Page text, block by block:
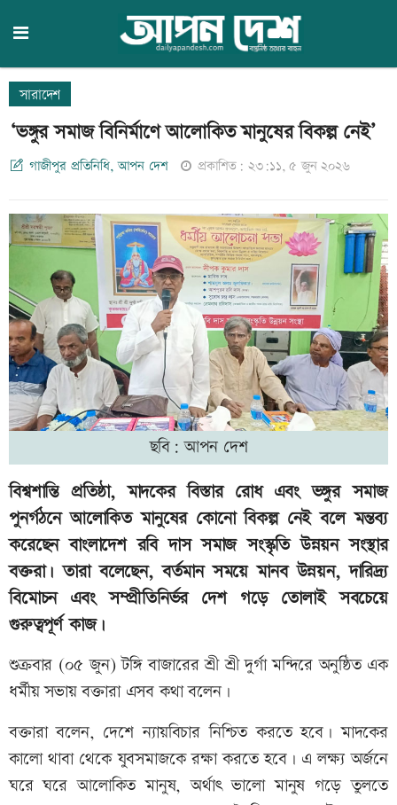
সারাদেশ
‘ভঙ্গুর সমাজ বিনির্মাণে আলোকিত মানুষের বিকল্প নেই’
গাজীপুর প্রতিনিধি, আপন দেশ প্রকাশিত: ২৩:১১, ৫ জুন ২০২৬
ছবি: আপন দেশ
বিশ্বশান্তি প্রতিষ্ঠা, মাদকের বিস্তার রোধ এবং ভঙ্গুর সমাজ
পুনর্গঠনে আলোকিত মানুষের কোনো বিকল্প নেই বলে মন্তব্য
করেছেন বাংলাদেশ রবি দাস সমাজ সংস্কৃতি উন্নয়ন সংস্থার
বক্তরা। তারা বলেছেন, বর্তমান সময়ে মানব উন্নয়ন, দারিদ্র্য
বিমোচন এবং সম্প্রীতিনির্ভর দেশ গড়ে তোলাই সবচেয়ে
গুরুত্বপূর্ণ কাজ।
শুক্রবার (০৫ জুন) টঙ্গি বাজারের শ্রী শ্রী দুর্গা মন্দিরে অনুষ্ঠিত এক
ধর্মীয় সভায় বক্তারা এসব কথা বলেন।
বক্তারা বলেন, দেশে ন্যায়বিচার নিশ্চিত করতে হবে। মাদকের
কালো থাবা থেকে যুবসমাজকে রক্ষা করতে হবে। এ লক্ষ্য অর্জনে
ঘরে ঘরে আলোকিত মানুষ, অর্থাৎ ভালো মানুষ গড়ে তুলতে